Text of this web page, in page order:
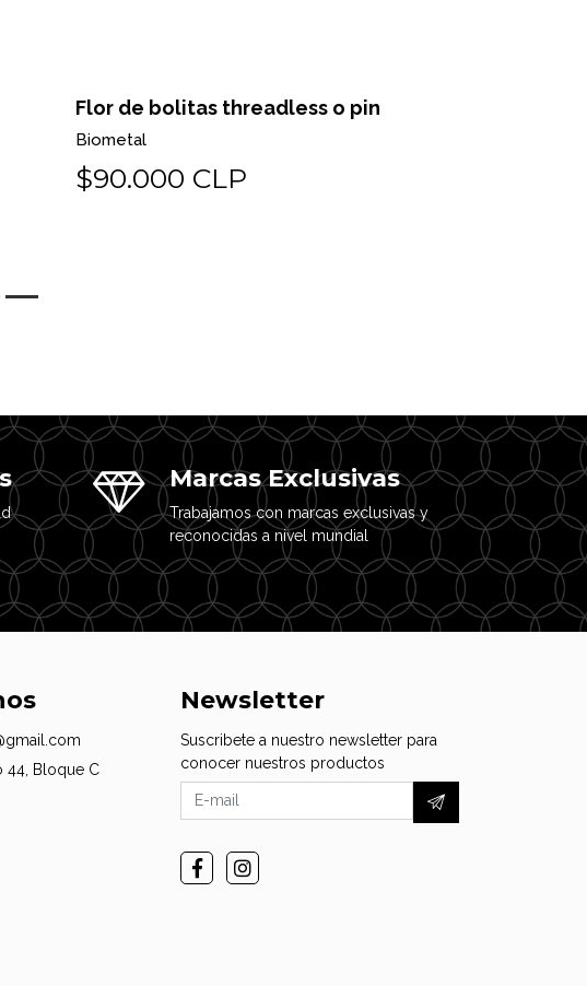
Flor de bolitas threadless o pin
Biometal
$90.000 CLP
Marcas Exclusivas
Trabajamos con marcas exclusivas y
reconocidas a nivel mundial
44, Bloque C
Newsletter
Suscribete a nuestro newsletter para
conocer nuestros productos